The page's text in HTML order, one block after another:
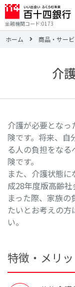
金融機関コード:0173
ホーム
商品・サービ
介
介護が必要とな
険です。将来、自
る人の負担をな
険です。
また、介護状態
成28年度版高齢
まった際、家族
たいとお考えの
い。
特徴・メリ